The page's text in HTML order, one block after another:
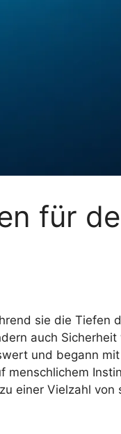
für
sie die Tiefen
auch
und begann
menschlichem
einer Vielzahl von